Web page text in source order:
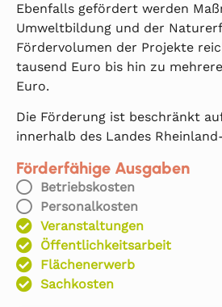
Ebenfalls gefördert werden
Umweltbildung und der
Fördervolumen der Projekte
tausend Euro bis hin zu
Euro.
Die Förderung ist beschränkt
innerhalb des Landes
Förderfähige Ausgaben
Betriebskosten
Personalkosten
Veranstaltungen
Öffentlichkeitsarbeit
Flächenerwerb
Sachkosten